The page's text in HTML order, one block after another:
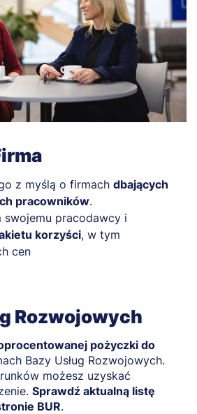
z myślą o firmach dbających
pracowników.
swojemu pracodawcy i
korzyści, w tym
cen
Rozwojowych
pożyczki do
Bazy Usług Rozwojowych.
możesz uzyskać
Sprawdź aktualną listę
BUR.